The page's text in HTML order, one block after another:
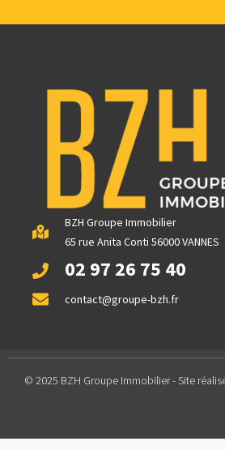
BZH Groupe Immobilier
65 rue Anita Conti 56000 VANNES
02 97 26 75 40
contact@groupe-bzh.fr
© 2025 BZH Groupe Immobilier - Site